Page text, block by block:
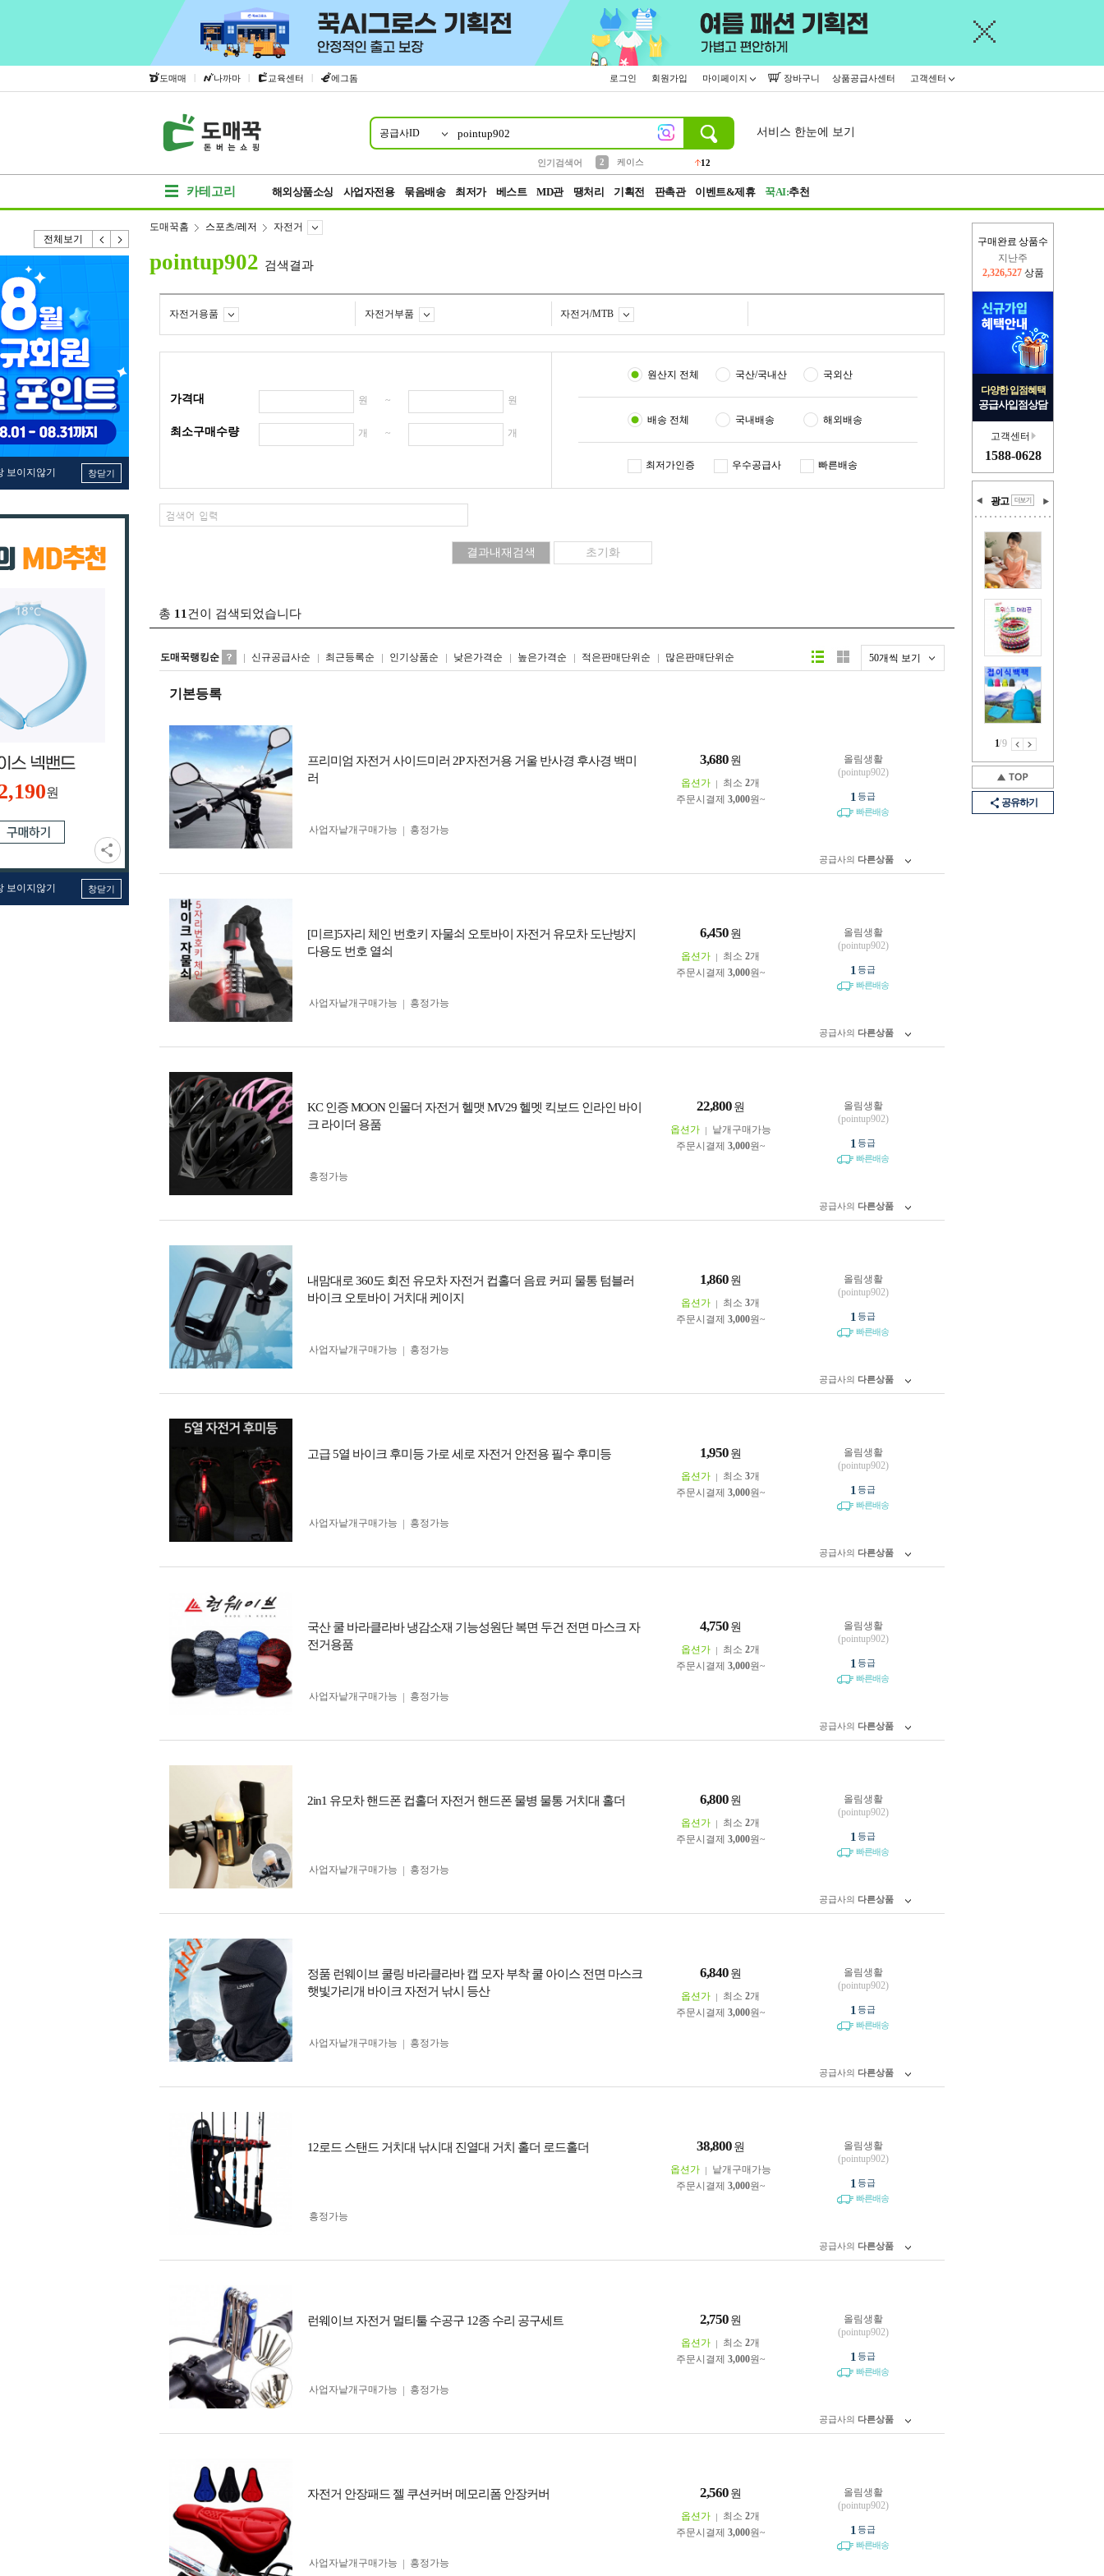
도매매 | 나까마 | 교육센터 | 에그돔 로그인 회원가입 마이페이지 장바구니 상품공급사센터 고객센터
공급사ID
인기검색어
2
케이스
12
서비스 한눈에 보기
카테고리 해외상품소싱 사업자전용 묶음배송 최저가 베스트 MD관 땡처리 기획전 판촉관 이벤트&제휴 꾹AI:추천
전체보기
보이지않기 창닫기
원
보이지않기 창닫기
구매완료 상품수
지난주
2,326,527 상품
다양한 입점혜택
공급사입점상담
고객센터
1588-0628
광고
1/9
공유하기
도매꾹홈 스포츠/레저 자전거
pointup902 검색결과
자전거용품 자전거부품 자전거/MTB
가격대 원 ~ 원
최소구매수량 개 ~ 개
원산지 전체 국산/국내산 국외산
배송 전체 국내배송 해외배송
최저가인증 우수공급사 빠른배송
총 11 건이 검색되었습니다
도매꾹랭킹순 신규공급사순 최근등록순 인기상품순 낮은가격순 높은가격순 적은판매단위순 많은판매단위순 50개씩 보기
리스트형갤러리형
기본등록
프리미엄 자전거 사이드미러 2P 자전거용 거울 반사경 후사경 백미
러
3,680 원
옵션가 최소 2개
주문시결제 3,000원~
사업자 낱개구매가능 흥정가능
올림생활
(pointup902)
1 등급
빠른배송
공급사의 다른상품
[미르]5자리 체인 번호키 자물쇠 오토바이 자전거 유모차 도난방지
다용도 번호 열쇠
6,450 원
옵션가 최소 2개
주문시결제 3,000원~
사업자 낱개구매가능 흥정가능
올림생활
(pointup902)
1 등급
빠른배송
공급사의 다른상품
KC 인증 MOON 인몰더 자전거 헬맷 MV29 헬멧 킥보드 인라인 바이
크 라이더 용품
22,800 원
옵션가
낱개구매가능
주문시결제 3,000원~
흥정가능
올림생활
(pointup902)
1 등급
빠른배송
공급사의 다른상품
내맘대로 360도 회전 유모차 자전거 컵홀더 음료 커피 물통 텀블러
바이크 오토바이 거치대 케이지
1,860 원
옵션가 최소 3개
주문시결제 3,000원~
사업자 낱개구매가능 흥정가능
올림생활
(pointup902)
1 등급
빠른배송
공급사의 다른상품
고급 5열 바이크 후미등 가로 세로 자전거 안전용 필수 후미등 1,950 원
옵션가 최소 3개
주문시결제 3,000원~
사업자 낱개구매가능 흥정가능
올림생활
(pointup902)
1 등급
빠른배송
공급사의 다른상품
국산 쿨 바라클라바 냉감소재 기능성원단 복면 두건 전면 마스크 자
전거용품
4,750 원
옵션가 최소 2개
주문시결제 3,000원~
사업자 낱개구매가능 흥정가능
올림생활
(pointup902)
1 등급
빠른배송
공급사의 다른상품
2in1 유모차 핸드폰 컵홀더 자전거 핸드폰 물병 물통 거치대 홀더 6,800 원
옵션가 최소 2개
주문시결제 3,000원~
사업자 낱개구매가능 흥정가능
올림생활
(pointup902)
1 등급
빠른배송
공급사의 다른상품
정품 런웨이브 쿨링 바라클라바 캡 모자 부착 쿨 아이스 전면 마스크
햇빛가리개 바이크 자전거 낚시 등산
6,840 원
옵션가 최소 2개
주문시결제 3,000원~
사업자 낱개구매가능 흥정가능
올림생활
(pointup902)
1 등급
빠른배송
공급사의 다른상품
12로드 스탠드 거치대 낚시대 진열대 거치 홀더 로드홀더 38,800 원
옵션가
낱개구매가능
주문시결제 3,000원~
흥정가능
올림생활
(pointup902)
1 등급
빠른배송
공급사의 다른상품
런웨이브 자전거 멀티툴 수공구 12종 수리 공구세트 2,750 원
옵션가 최소 2개
주문시결제 3,000원~
사업자 낱개구매가능 흥정가능
올림생활
(pointup902)
1 등급
빠른배송
공급사의 다른상품
자전거 안장패드 젤 쿠션커버 메모리폼 안장커버 2,560 원
옵션가 최소 2개
주문시결제 3,000원~
사업자 낱개구매가능 흥정가능
올림생활
(pointup902)
1 등급
빠른배송